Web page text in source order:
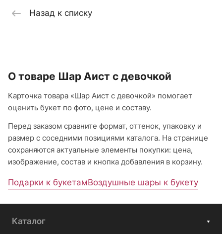
Назад к списку
О товаре Шар Аист с девочкой
Карточка товара «Шар Аист с девочкой» помогает
оценить букет по фото, цене и составу.
Перед заказом сравните формат, оттенок, упаковку и
размер с соседними позициями каталога. На странице
сохраняются актуальные элементы покупки: цена,
изображение, состав и кнопка добавления в корзину.
Подарки к букетамВоздушные шары к букету
Каталог